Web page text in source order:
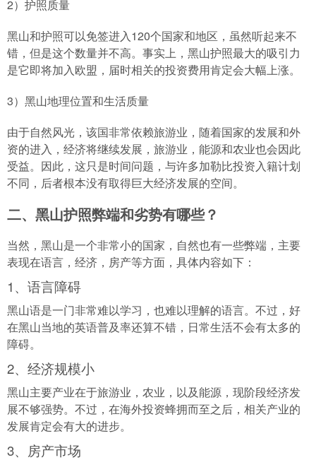
2）护照质量
黑山和护照可以免签进入120个国家和地区，虽然听起来不
错，但是这个数量并不高。事实上，黑山护照最大的吸引力
是它即将加入欧盟，届时相关的投资费用肯定会大幅上涨。
3）黑山地理位置和生活质量
由于自然风光，该国非常依赖旅游业，随着国家的发展和外
资的进入，经济将继续发展，旅游业，能源和农业也会因此
受益。因此，这只是时间问题，与许多加勒比投资入籍计划
不同，后者根本没有取得巨大经济发展的空间。
二、黑山护照弊端和劣势有哪些？
当然，黑山是一个非常小的国家，自然也有一些弊端，主要
表现在语言，经济，房产等方面，具体内容如下：
1、语言障碍
黑山语是一门非常难以学习，也难以理解的语言。不过，好
在黑山当地的英语普及率还算不错，日常生活不会有太多的
障碍。
2、经济规模小
黑山主要产业在于旅游业，农业，以及能源，现阶段经济发
展不够强势。不过，在海外投资蜂拥而至之后，相关产业的
发展肯定会有大的进步。
3、房产市场